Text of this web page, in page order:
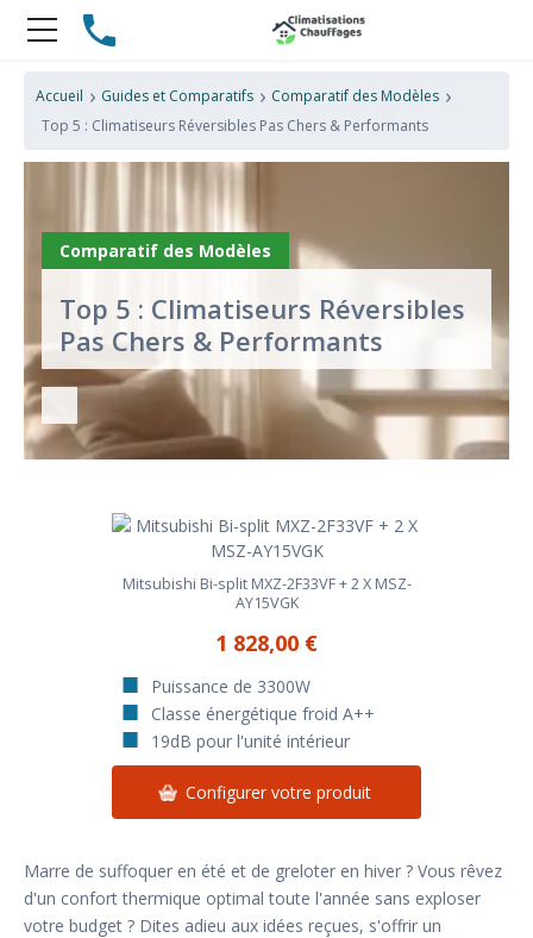
Comparatif des Modèles
Top 5 : Climatiseurs Réversibles
Pas Chers & Performants ️️
Accueil › Guides et Comparatifs › Comparatif des Modèles ›
Top 5 : Climatiseurs Réversibles Pas Chers & Performants ️️
Mitsubishi Bi-split MXZ-2F33VF + 2 X MSZ-
AY15VGK
1 828,00 €
Puissance de 3300W
Classe énergétique froid A++
19dB pour l'unité intérieur
Configurer votre produit
Marre de suffoquer en été et de greloter en hiver ? Vous rêvez
d'un confort thermique optimal toute l'année sans exploser
votre budget ? Dites adieu aux idées reçues, s'offrir un